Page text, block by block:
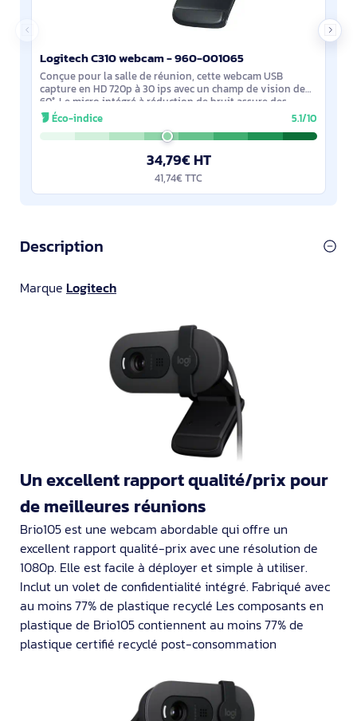
Logitech C310 webcam - 960-001065
Conçue pour la salle de réunion, cette webcam USB
capture en HD 720p à 30 ips avec un champ de vision de
60°. Le micro intégré à réduction de bruit assure des
échanges clairs. Le centrage des visages
Éco-indice 5.1/10
34,79€ HT
41,74€ TTC
Description
Marque Logitech
Un excellent rapport qualité/prix pour
de meilleures réunions
Brio105 est une webcam abordable qui offre un
excellent rapport qualité-prix avec une résolution de
1080p. Elle est facile à déployer et simple à utiliser.
Inclut un volet de confidentialité intégré. Fabriqué avec
au moins 77% de plastique recyclé Les composants en
plastique de Brio105 contiennent au moins 77% de
plastique certifié recyclé post-consommation